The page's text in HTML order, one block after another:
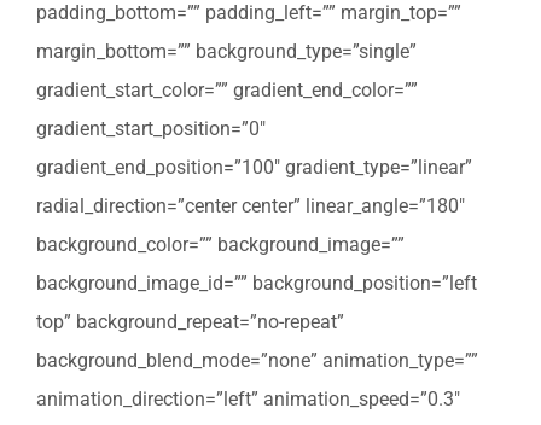
padding_bottom=”” padding_left=”” margin_top=””
margin_bottom=”” background_type=”single”
gradient_start_color=”” gradient_end_color=””
gradient_start_position=”0″
gradient_end_position=”100″ gradient_type=”linear”
radial_direction=”center center” linear_angle=”180″
background_color=”” background_image=””
background_image_id=”” background_position=”left
top” background_repeat=”no-repeat”
background_blend_mode=”none” animation_type=””
animation_direction=”left” animation_speed=”0.3″